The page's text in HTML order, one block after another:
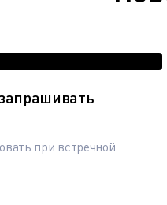
при встречной